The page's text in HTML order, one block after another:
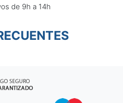
de 9h a 14h